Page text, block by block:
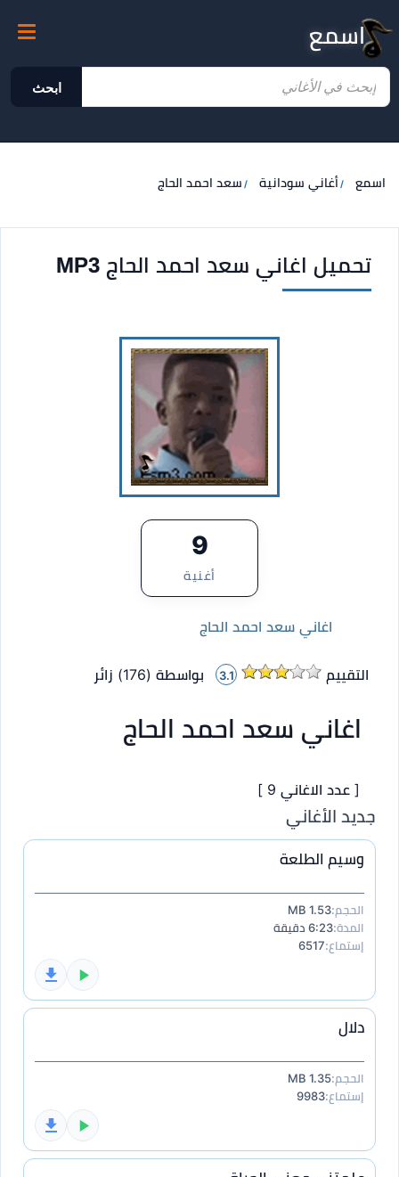
اسمع
ابحث
اسمع أغاني سودانية سعد احمد الحاج
تحميل اغاني سعد احمد الحاج MP3
9
أغنية
اغاني سعد احمد الحاج
التقييم 3.1 بواسطة (176
) زائر
اغاني سعد احمد الحاج
[ عدد الاغاني 9 ]
جديد الأغاني
وسيم الطلعة
الحجم:1.53 MB
المدة:6:23 دقيقة
إستماع:6517
دلال
الحجم:1.35 MB
إستماع:9983